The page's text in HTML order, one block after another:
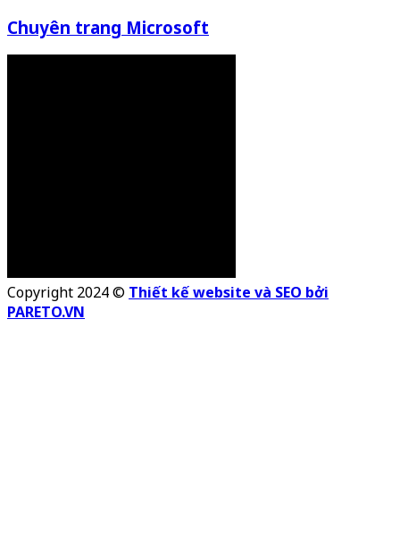
Chuyên trang Microsoft
Copyright 2024 © Thiết kế website và SEO bởi
PARETO.VN